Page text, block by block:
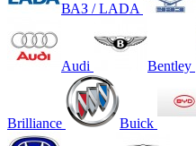
ВАЗ / LADA
Audi Bentley
Brilliance Buick